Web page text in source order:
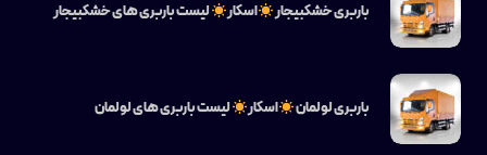
باربری خشکبیجار اسکار لیست باربری های خشکبیجار
باربری لولمان اسکار لیست باربری های لولمان